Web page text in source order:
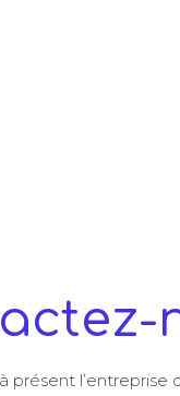
présent l’entreprise